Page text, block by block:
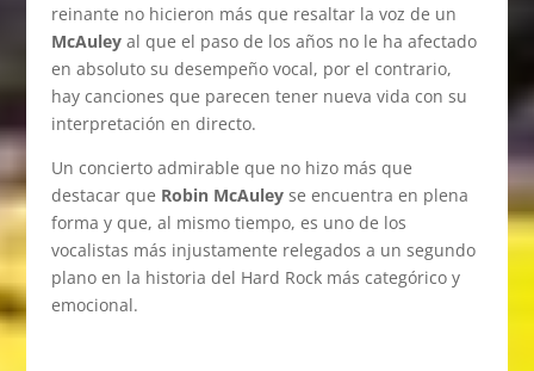
reinante no hicieron más que resaltar la voz de un
McAuleyal que el paso de los años no le ha afectado
en absoluto su desempeño vocal, por el contrario,
hay canciones que parecen tener nueva vida con su
interpretación en directo.
Un concierto admirable que no hizo más que
destacar que Robin McAuleyse encuentra en plena
forma y que, al mismo tiempo, es uno de los
vocalistas más injustamente relegados a un segundo
plano en la historia del Hard Rock más categórico y
emocional.